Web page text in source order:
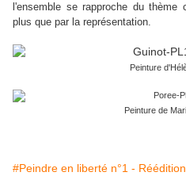
l'ensemble se rapproche du
plus que par la représentation.
Peinture
Peinture de
#Peindre en liberté n°1 -